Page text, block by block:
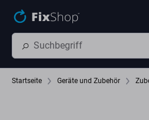
Startseite Geräte und Zubehör